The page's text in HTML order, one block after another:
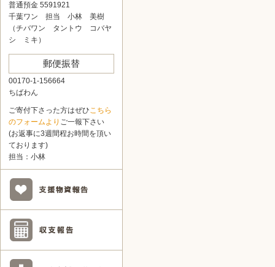
普通預金 5591921
千葉ワン 担当 小林 美樹
（チバワン タントウ コバヤ
シ ミキ）
郵便振替
00170-1-156664
ちばわん
ご寄付下さった方はぜひこちら
のフォームより ご一報下さい
(お返事に3週間程お時間を頂い
ております)
担当：小林